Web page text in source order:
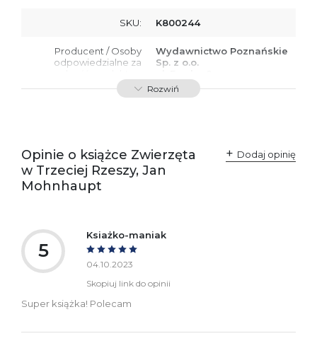
SKU: K800244
Producent / Osoby
odpowiedzialne za
przepisami:
Wydawnictwo Poznańskie
Sp. z o.o.
61-701 Poznań
Polska
Ostrzeżenia oraz
informacje dotyczące
bezpieczeństwa:
Rozwiń
Opinie o książce Zwierzęta
w Trzeciej Rzeszy, Jan
Mohnhaupt
Dodaj opinię
5
Ksiażko-maniak
04.10.2023
Skopiuj link do opinii
Super książka! Polecam